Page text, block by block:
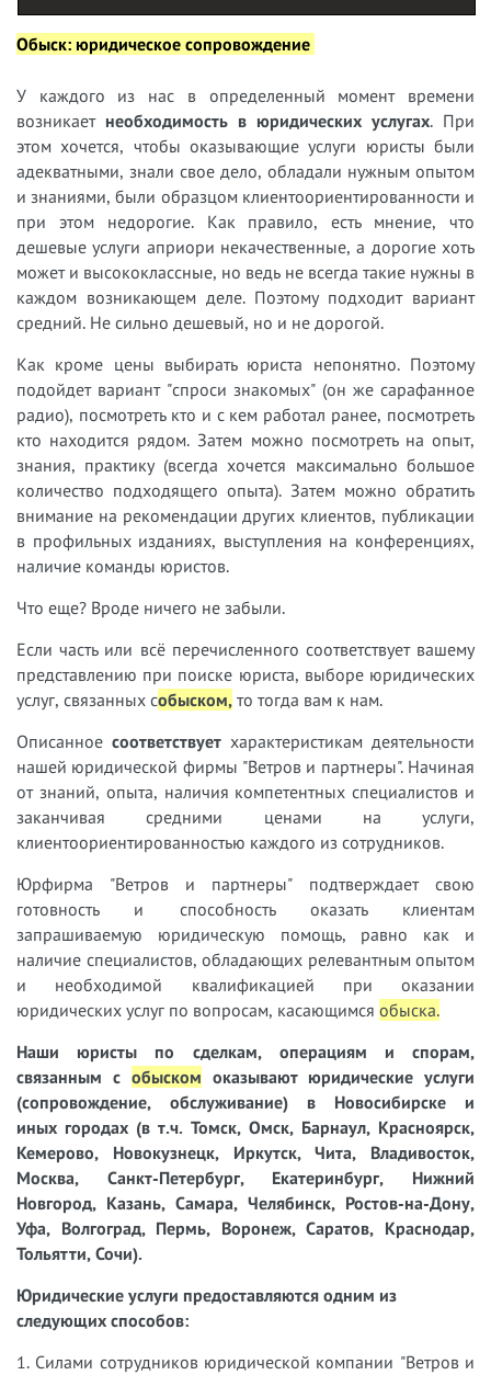
Обыск: юридическое сопровождение
У каждого из нас в определенный момент времени
возникает необходимость в юридических услугах. При
этом хочется, чтобы оказывающие услуги юристы были
адекватными, знали свое дело, обладали нужным опытом
и знаниями, были образцом клиентоориентированности и
при этом недорогие. Как правило, есть мнение, что
дешевые услуги априори некачественные, а дорогие хоть
может и высококлассные, но ведь не всегда такие нужны в
каждом возникающем деле. Поэтому подходит вариант
средний. Не сильно дешевый, но и не дорогой.
Как кроме цены выбирать юриста непонятно. Поэтому
подойдет вариант "спроси знакомых" (он же сарафанное
радио), посмотреть кто и с кем работал ранее, посмотреть
кто находится рядом. Затем можно посмотреть на опыт,
знания, практику (всегда хочется максимально большое
количество подходящего опыта). Затем можно обратить
внимание на рекомендации других клиентов, публикации
в профильных изданиях, выступления на конференциях,
наличие команды юристов.
Что еще? Вроде ничего не забыли.
Если часть или всё перечисленного соответствует вашему
представлению при поиске юриста, выборе юридических
услуг, связанных собыском, то тогда вам к нам.
Описанное соответствует характеристикам деятельности
нашей юридической фирмы "Ветров и партнеры". Начиная
от знаний, опыта, наличия компетентных специалистов и
заканчивая средними ценами на услуги,
клиентоориентированностью каждого из сотрудников.
Юрфирма "Ветров и партнеры" подтверждает свою
готовность и способность оказать клиентам
запрашиваемую юридическую помощь, равно как и
наличие специалистов, обладающих релевантным опытом
и необходимой квалификацией при оказании
юридических услуг по вопросам, касающимся обыска.
Наши юристы
по сделкам, операциям и спорам,
связанным с обыском оказывают юридические услуги
(сопровождение, обслуживание) в Новосибирске и
иных городах (в т.ч. Томск, Омск, Барнаул, Красноярск,
Кемерово, Новокузнецк, Иркутск, Чита, Владивосток,
Москва, Санкт-Петербург, Екатеринбург, Нижний
Новгород, Казань, Самара, Челябинск, Ростов-на-Дону,
Уфа, Волгоград, Пермь, Воронеж, Саратов, Краснодар,
Тольятти, Сочи).
Юридические услуги предоставляются одним из
следующих способов:
1. Силами сотрудников юридической компании "Ветров и